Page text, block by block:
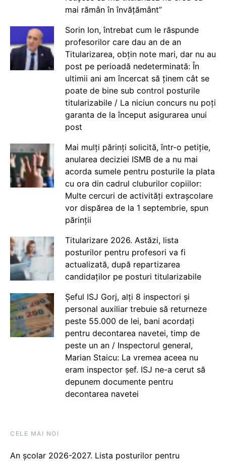
mai rămân în învățământ”
Sorin Ion, întrebat cum le răspunde
profesorilor care dau an de an
Titularizarea, obțin note mari, dar nu au
post pe perioadă nedeterminată: În
ultimii ani am încercat să ținem cât se
poate de bine sub control posturile
titularizabile / La niciun concurs nu poți
garanta de la început asigurarea unui
post
Mai mulți părinți solicită, într-o petiție,
anularea deciziei ISMB de a nu mai
acorda sumele pentru posturile la plata
cu ora din cadrul cluburilor copiilor:
Multe cercuri de activități extrașcolare
vor dispărea de la 1 septembrie, spun
părinții
Titularizare 2026. Astăzi, lista
posturilor pentru profesori va fi
actualizată, după repartizarea
candidaților pe posturi titularizabile
Șeful ISJ Gorj, alți 8 inspectori și
personal auxiliar trebuie să returneze
peste 55.000 de lei, bani acordați
pentru decontarea navetei, timp de
peste un an / Inspectorul general,
Marian Staicu: La vremea aceea nu
eram inspector șef. ISJ ne-a cerut să
depunem documente pentru
decontarea navetei
CELE MAI NOI
An școlar 2026-2027. Lista posturilor pentru